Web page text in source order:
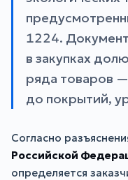
1224. Документ
в закупках
ряда товаров
до покрытий,
Согласно
Российской
определяется